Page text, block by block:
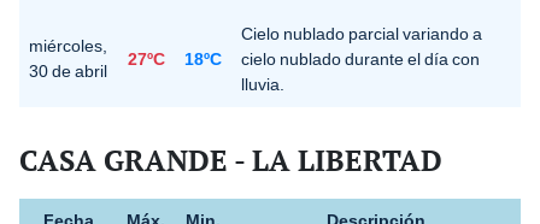
miércoles,
30 de abril
27ºC 18ºC
Cielo nublado parcial variando a
cielo nublado durante el día con
lluvia.
CASA GRANDE - LA LIBERTAD
Fecha Máx. Min. Descripción